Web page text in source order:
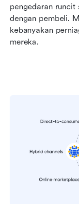
pengedaran runcit
dengan pembeli.
kebanyakan
mereka.